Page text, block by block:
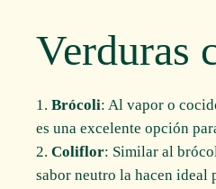
Verduras
Brócoli: Al vapor o
es una excelente opción
Coliflor: Similar al
sabor neutro la hacen ideal